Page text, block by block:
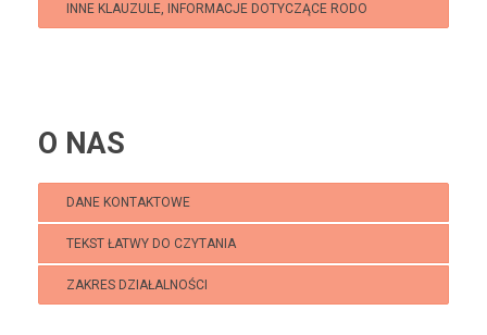
INNE KLAUZULE, INFORMACJE DOTYCZĄCE RODO
O NAS
DANE KONTAKTOWE
TEKST ŁATWY DO CZYTANIA
ZAKRES DZIAŁALNOŚCI